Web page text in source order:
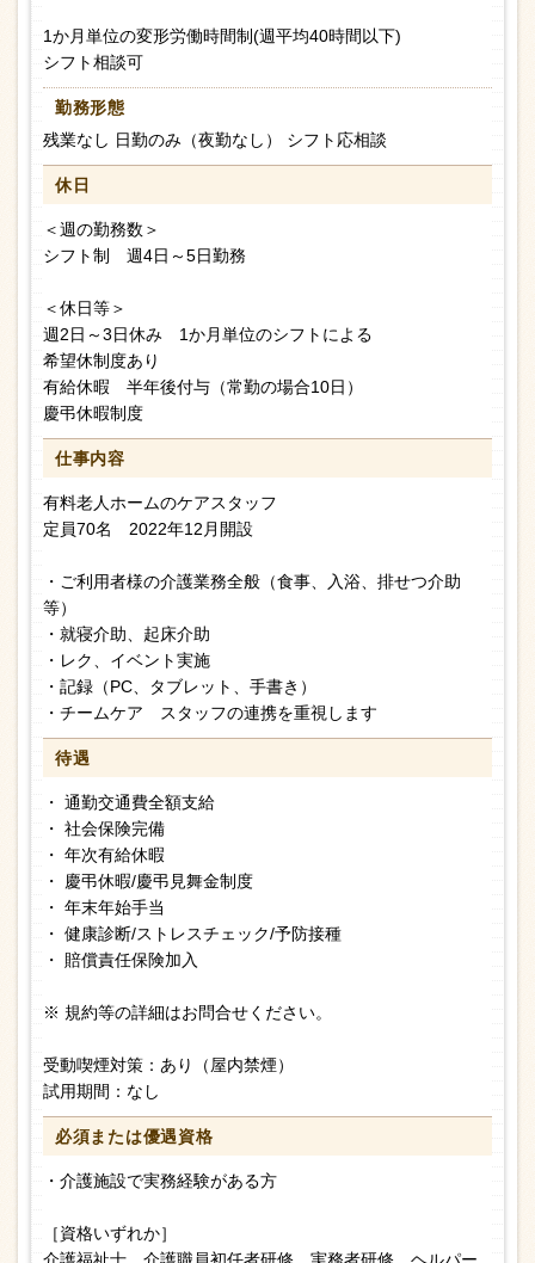
1か月単位の変形労働時間制(週平均40時間以下)
シフト相談可
勤務形態
残業なし 日勤のみ（夜勤なし） シフト応相談
休日
＜週の勤務数＞
シフト制 週4日～5日勤務
＜休日等＞
週2日～3日休み 1か月単位のシフトによる
希望休制度あり
有給休暇 半年後付与（常勤の場合10日）
慶弔休暇制度
仕事内容
有料老人ホームのケアスタッフ
定員70名 2022年12月開設
・ご利用者様の介護業務全般（食事、入浴、排せつ介助
等）
・就寝介助、起床介助
・レク、イベント実施
・記録（PC、タブレット、手書き）
・チームケア スタッフの連携を重視します
待遇
・ 通勤交通費全額支給
・ 社会保険完備
・ 年次有給休暇
・ 慶弔休暇/慶弔見舞金制度
・ 年末年始手当
・ 健康診断/ストレスチェック/予防接種
・ 賠償責任保険加入
※ 規約等の詳細はお問合せください。
受動喫煙対策：あり（屋内禁煙）
試用期間：なし
必須または優遇資格
・介護施設で実務経験がある方
［資格いずれか］